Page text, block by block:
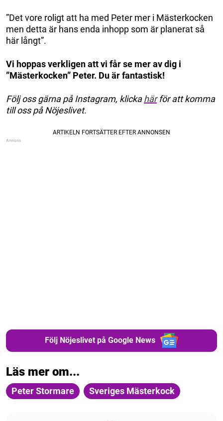
”Det vore roligt att ha med Peter mer i Mästerkocken
men detta är hans enda inhopp som är planerat så
här långt”.
Vi hoppas verkligen att vi får se mer av dig i
”Mästerkocken” Peter. Du är fantastisk!
Följ oss gärna på Instagram, klickahärför att komma
till oss på Nöjeslivet.
Följ Nöjeslivet på Google News
Läs mer om...
Peter Stormare Sveriges Mästerkock